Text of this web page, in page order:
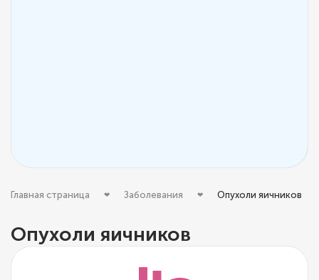
Главная страница Заболевания Опухоли яичников
Опухоли яичников